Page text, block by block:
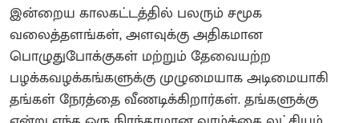
இன்றைய காலகட்டத்தில் பலரும் சமூக
வலைத்தளங்கள், அளவுக்கு அதிகமான
பொழுதுபோக்குகள் மற்றும் தேவையற்ற
பழக்கவழக்கங்களுக்கு முழுமையாக அடிமையாகி
தங்கள் நேரத்தை வீணடிக்கிறார்கள். தங்களுக்கு